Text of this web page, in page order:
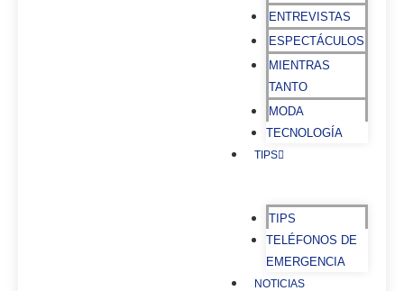
ENTREVISTAS
ESPECTÁCULOS
MIENTRAS
TANTO
MODA
TECNOLOGÍA
TIPS
TIPS
TELÉFONOS DE
EMERGENCIA
NOTICIAS